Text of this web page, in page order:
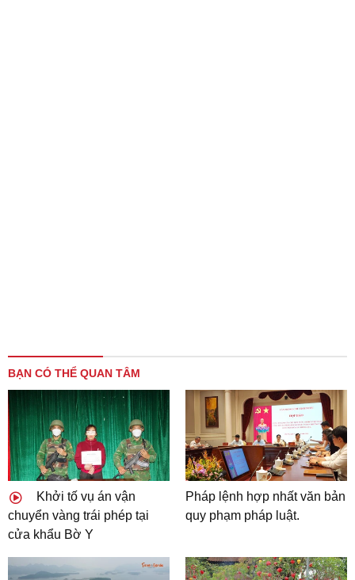
BẠN CÓ THỂ QUAN TÂM
Khởi tố vụ án vận
chuyển vàng trái phép tại
cửa khẩu Bờ Y
Pháp lệnh hợp nhất văn bản
quy phạm pháp luật.